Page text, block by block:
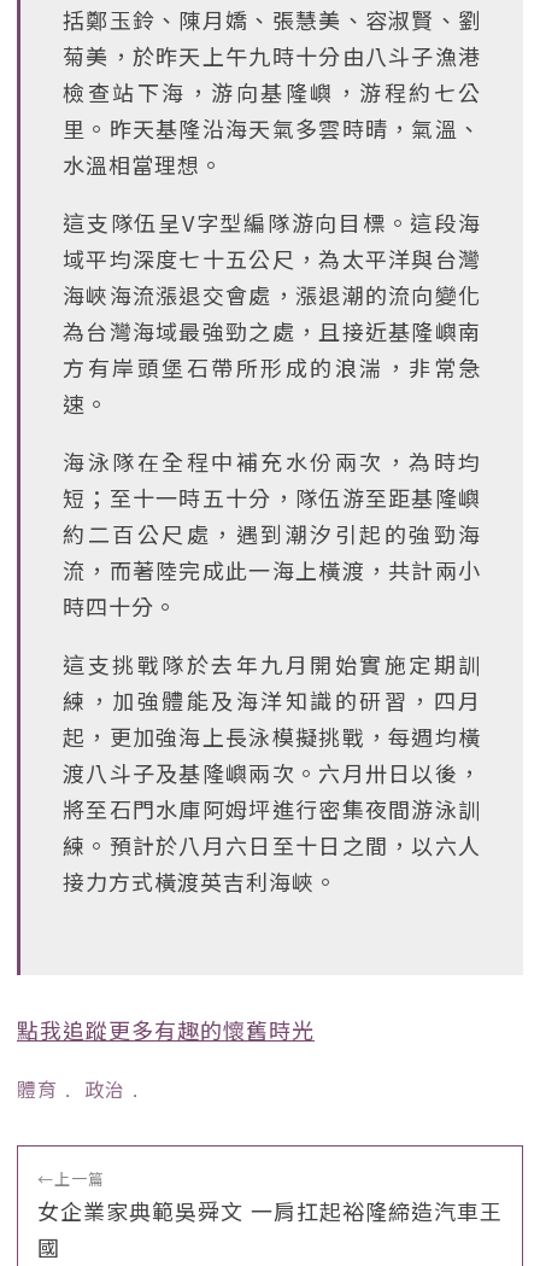
括鄭玉鈴、陳月嬌、張慧美、容淑賢、劉
菊美，於昨天上午九時十分由八斗子漁港
檢查站下海，游向基隆嶼，游程約七公
里。昨天基隆沿海天氣多雲時晴，氣溫、
水溫相當理想。
這支隊伍呈V字型編隊游向目標。這段海
域平均深度七十五公尺，為太平洋與台灣
海峽海流漲退交會處，漲退潮的流向變化
為台灣海域最強勁之處，且接近基隆嶼南
方有岸頭堡石帶所形成的浪湍，非常急
速。
海泳隊在全程中補充水份兩次，為時均
短；至十一時五十分，隊伍游至距基隆嶼
約二百公尺處，遇到潮汐引起的強勁海
流，而著陸完成此一海上橫渡，共計兩小
時四十分。
這支挑戰隊於去年九月開始實施定期訓
練，加強體能及海洋知識的研習，四月
起，更加強海上長泳模擬挑戰，每週均橫
渡八斗子及基隆嶼兩次。六月卅日以後，
將至石門水庫阿姆坪進行密集夜間游泳訓
練。預計於八月六日至十日之間，以六人
接力方式橫渡英吉利海峽。
點我追蹤更多有趣的懷舊時光
體育 ﹒ 政治 ﹒
←上一篇
女企業家典範吳舜文 一肩扛起裕隆締造汽車王
國